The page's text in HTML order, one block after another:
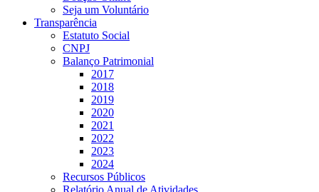
Seja um Voluntário
Transparência
Estatuto Social
CNPJ
Balanço Patrimonial
2017
2018
2019
2020
2021
2022
2023
2024
Recursos Públicos
Relatório Anual de Atividades